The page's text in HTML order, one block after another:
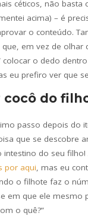
céticos, não basta
acima) – é
o conteúdo.
em vez de olhar
colocar o dedo
eu prefiro ver que
cocô do
passo depois do
que se descobre
intestino do seu filho!
por aqui , mas eu
o filhote faz o
em que ele mesmo
o quê?”